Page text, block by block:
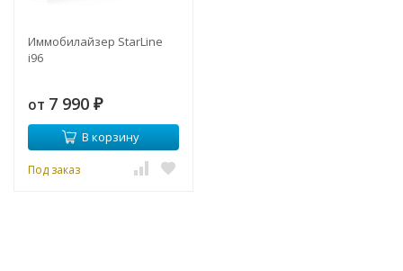
Иммобилайзер StarLine
i96
от 7 990 ₽
В корзину
Под заказ